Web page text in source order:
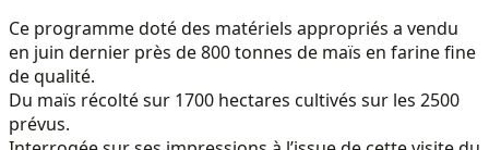
Ce programme doté des matériels appropriés a vendu
en juin dernier près de 800 tonnes de maïs en farine fine
de qualité.
Du maïs récolté sur 1700 hectares cultivés sur les 2500
prévus.